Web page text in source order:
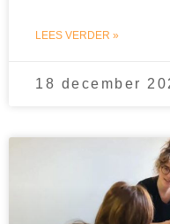
LEES VERDER »
18 december